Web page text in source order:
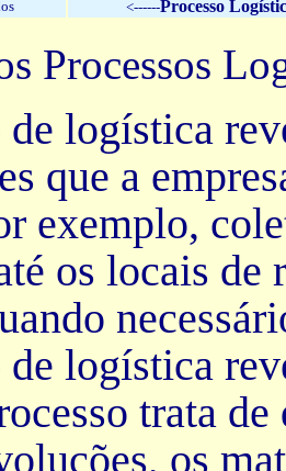
<------Processo
Processos
de logística
que a
exemplo,
os locais de
de logística
trata
os